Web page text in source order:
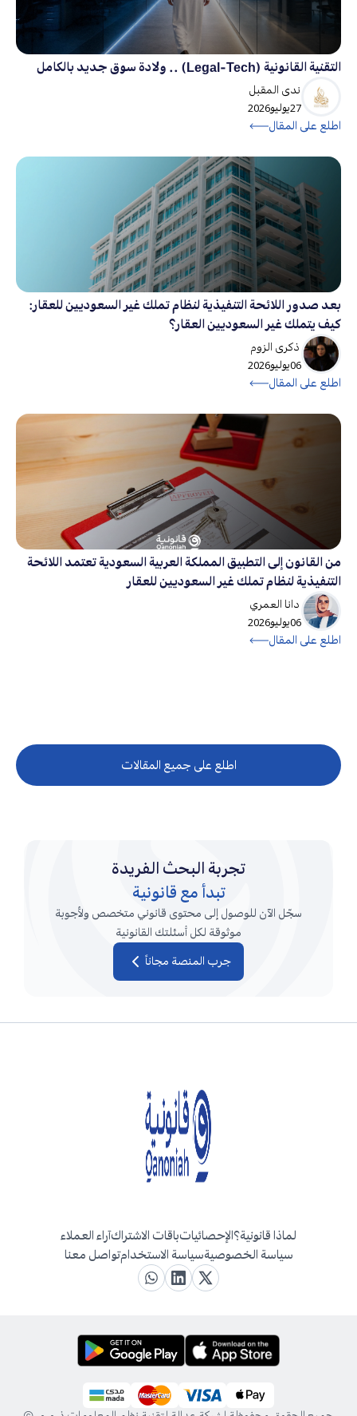
التقنية القانونية (Legal-Tech) .. ولادة سوق جديد بالكامل
ندى المقبل
2026يوليو27
اطلع على المقال
بعد صدور اللائحة التنفيذية لنظام تملك غير السعوديين للعقار:
كيف يتملك غير السعوديين العقار؟
ذكرى الزوم
2026يوليو06
اطلع على المقال
من القانون إلى التطبيق المملكة العربية السعودية تعتمد اللائحة
التنفيذية لنظام تملك غير السعوديين للعقار
دانا العمري
2026يوليو06
اطلع على المقال
اطلع على جميع المقالات
جرب المنصة مجاناً
تجربة البحث الفريدة
تبدأ مع قانونية
سجّل الآن للوصول إلى محتوى قانوني متخصص ولأجوبة
موثوقة لكل أسئلتك القانونية
لماذا قانونية؟الإحصائياتباقات الاشتراكآراء العملاء
سياسة الخصوصيةسياسة الاستخدامتواصل معنا